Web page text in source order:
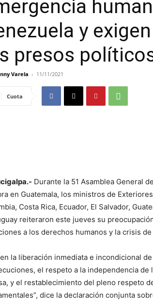
y
presos
Varela - 11/11/2021
Cuota
Durante la 51 Asamblea General
en Guatemala, los ministros de
Costa Rica, Ecuador, El Salvador,
reiteraron este jueves su
a los derechos humanos y la crisis
la liberación inmediata e incondicional
el respeto a la independencia
y el restablecimiento del pleno respeto
dice la declaración conjunta